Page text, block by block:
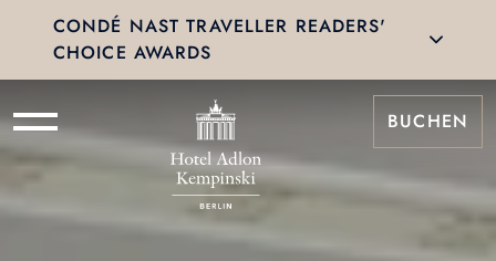
CONDÉ NAST TRAVELLER READERS'
CHOICE AWARDS
BUCHEN